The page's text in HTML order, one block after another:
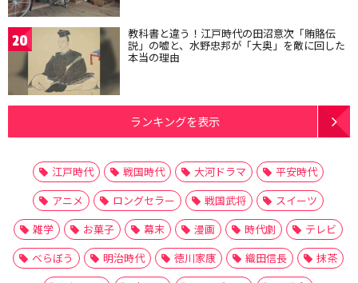
20 教科書と違う！江戸時代の田沼意次「賄賂伝
説」の嘘と、水野忠邦が「大奥」を敵に回した
本当の理由
ランキングを表示
江戸時代 戦国時代 大河ドラマ
平安時代
アニメ
ロングセラー 戦国武将
スイーツ
雑学
お菓子 幕末 漫画 時代劇
テレビ
べらぼう
明治時代 徳川家康 織田信長
抹茶